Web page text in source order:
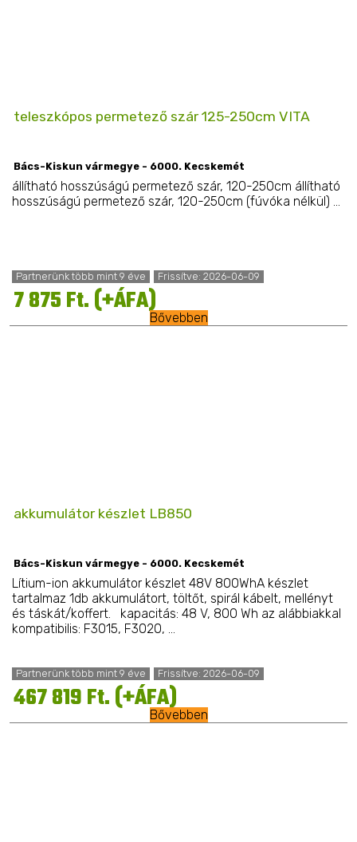
teleszkópos permetező szár 125-250cm VITA
Bács-Kiskun vármegye - 6000. Kecskemét
állítható hosszúságú permetező szár, 120-250cm állítható
hosszúságú permetező szár, 120-250cm (fúvóka nélkül) ...
Partnerünk több mint 9 éve Frissítve: 2026-06-09
7 875 Ft. (+ÁFA)Bővebben
akkumulátor készlet LB850
Bács-Kiskun vármegye - 6000. Kecskemét
Lítium-ion akkumulátor készlet 48V 800WhA készlet
tartalmaz 1db akkumulátort, töltőt, spirál kábelt, mellényt
és táskát/koffert. kapacitás: 48 V, 800 Wh az alábbiakkal
kompatibilis: F3015, F3020, ...
Partnerünk több mint 9 éve Frissítve: 2026-06-09
467 819 Ft. (+ÁFA)Bővebben